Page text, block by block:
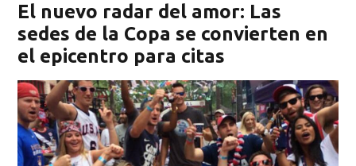
El nuevo radar del amor: Las
sedes de la Copa se convierten en
el epicentro para citas